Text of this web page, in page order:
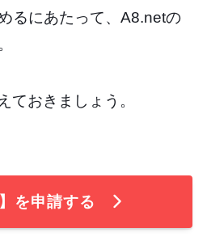
るにあたって、A8.netの
ておきましょう。
を申請する